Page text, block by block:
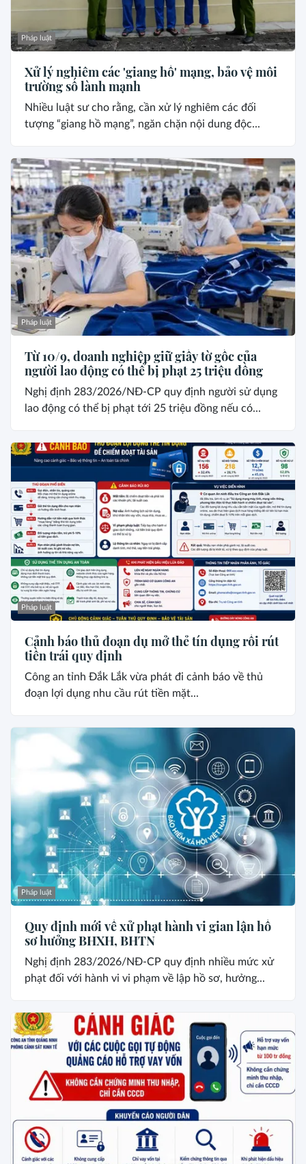
Pháp luật
Xử lý nghiêm các 'giang hồ' mạng, bảo vệ môi
trường số lành mạnh
Nhiều luật sư cho rằng, cần xử lý nghiêm các đối
tượng “giang hồ mạng”, ngăn chặn nội dung độc...
Pháp luật
Từ 10/9, doanh nghiệp giữ giấy tờ gốc của
người lao động có thể bị phạt 25 triệu đồng
Nghị định 283/2026/NĐ-CP quy định người sử dụng
lao động có thể bị phạt tới 25 triệu đồng nếu có...
Pháp luật
Cảnh báo thủ đoạn dụ mở thẻ tín dụng rồi rút
tiền trái quy định
Công an tỉnh Đắk Lắk vừa phát đi cảnh báo về thủ
đoạn lợi dụng nhu cầu rút tiền mặt...
Pháp luật
Quy định mới về xử phạt hành vi gian lận hồ
sơ hưởng BHXH, BHTN
Nghị định 283/2026/NĐ-CP quy định nhiều mức xử
phạt đối với hành vi vi phạm về lập hồ sơ, hưởng...